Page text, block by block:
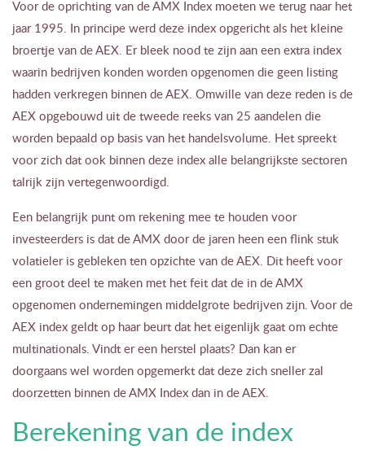
Voor de oprichting van de AMX Index moeten we terug naar het
jaar 1995. In principe werd deze index opgericht als het kleine
broertje van de AEX. Er bleek nood te zijn aan een extra index
waarin bedrijven konden worden opgenomen die geen listing
hadden verkregen binnen de AEX. Omwille van deze reden is de
AEX opgebouwd uit de tweede reeks van 25 aandelen die
worden bepaald op basis van het handelsvolume. Het spreekt
voor zich dat ook binnen deze index alle belangrijkste sectoren
talrijk zijn vertegenwoordigd.
Een belangrijk punt om rekening mee te houden voor
investeerders is dat de AMX door de jaren heen een flink stuk
volatieler is gebleken ten opzichte van de AEX. Dit heeft voor
een groot deel te maken met het feit dat de in de AMX
opgenomen ondernemingen middelgrote bedrijven zijn. Voor de
AEX index geldt op haar beurt dat het eigenlijk gaat om echte
multinationals. Vindt er een herstel plaats? Dan kan er
doorgaans wel worden opgemerkt dat deze zich sneller zal
doorzetten binnen de AMX Index dan in de AEX.
Berekening van de index